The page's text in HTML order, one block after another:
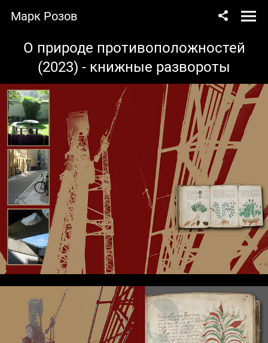
Марк Розов
О природе противоположностей
(2023) - книжные развороты